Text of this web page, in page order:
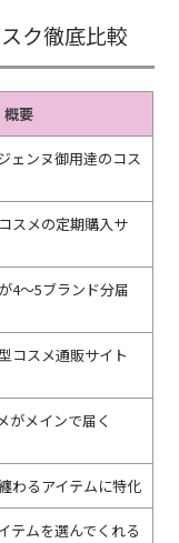
ク徹底比較
概要
ェンヌ御用達のコス
スメの定期購入サ
4～5ブランド分届
コスメ通販サイト
がメインで届く
わるアイテムに特化
テムを選んでくれる